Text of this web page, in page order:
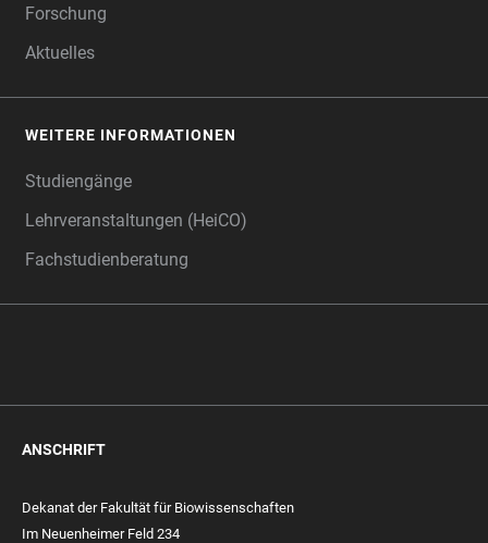
Forschung
Aktuelles
WEITERE INFORMATIONEN
Studiengänge
Lehrveranstaltungen (HeiCO)
Fachstudienberatung
ANSCHRIFT
Dekanat der Fakultät für Biowissenschaften
Im Neuenheimer Feld 234